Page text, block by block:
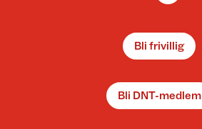
Bli frivillig
Bli DNT-medlem